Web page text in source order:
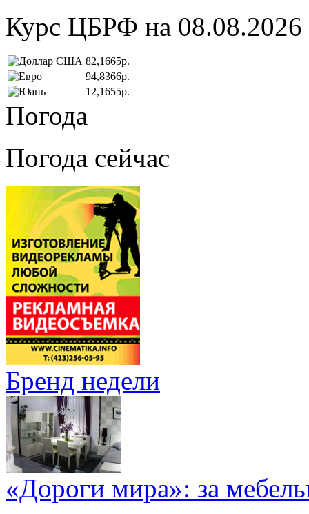
Курс ЦБРФ на 08.08.2026
82,1665р.
94,8366р.
12,1655р.
Погода
Погода сейчас
Бренд недели
«Дороги мира»: за